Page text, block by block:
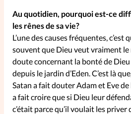
Au quotidien, pourquoi est-ce
les rênes de sa vie?
L’une des causes fréquentes, c’est
souvent que Dieu veut vraiment
doute concernant la bonté de
depuis le jardin d’Eden. C’est là
Satan a fait douter Adam et Eve
a fait croire que si Dieu leur
c’était parce qu’il voulait les priver